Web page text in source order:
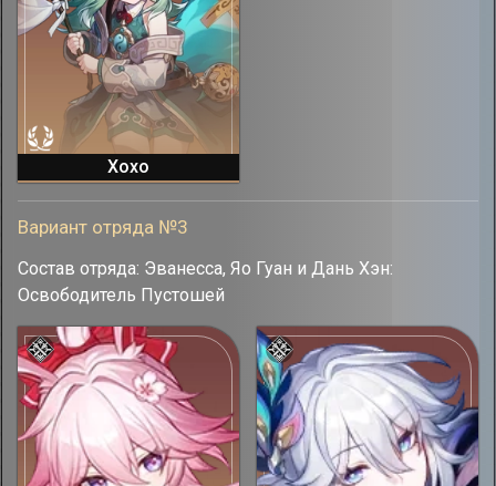
Хохо
Вариант отряда №3
Состав отряда: Эванесса, Яо Гуан и Дань Хэн:
Освободитель Пустошей